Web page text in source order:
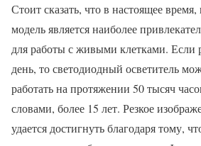
Стоит сказать, что в настоящее
модель является наиболее
для работы с живыми клетками. Если
день, то светодиодный осветитель
работать на протяжении 50 тысяч
словами, более 15 лет. Резкое
удается достигнуть благодаря тому,